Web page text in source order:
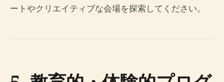
ートやクリエイティブな会場を探索してください。